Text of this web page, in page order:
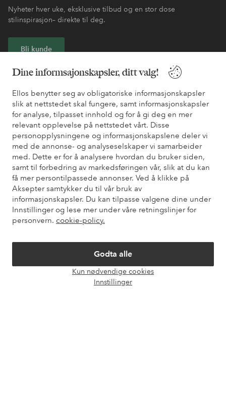
Dine informsajonskapsler, ditt valg!
Ellos benytter seg av obligatoriske informasjonskapsler
slik at nettstedet skal fungere, samt informasjonskapsler
for analyse, tilpasset innhold og for å gi deg en mer
relevant opplevelse på nettstedet vårt. Disse
personopplysningene og informasjonskapslene deler vi
med de annonse- og analyseselskaper vi samarbeider
med. Dette er for å analysere hvordan du bruker siden,
samt til forbedring av markedsføringen vår, slik at du kan
få mer persontilpassede annonser. Ved å klikke på
Aksepter samtykker du til vår bruk av
informasjonskapsler. Du kan tilpasse valgene dine under
Innstillinger og lese mer under våre retningslinjer for
personvern. cookie-policy.
Godta alle
Kun nødvendige cookies
Innstillinger
Nyheter hver uke, eksklusive tilbud og en stor dose
stilinspirasjon– direkte til deg.
Bli kunde
* Se tilbudsvilkår ved registrering
Trenger du hjelp?
Du finner svar på de vanligste spørsmålene i vår FAQ. Du finner
også informasjon om hvordan du kan kontakte oss.
Kundeservice Bestilling Betalingsmåte
Mine sider